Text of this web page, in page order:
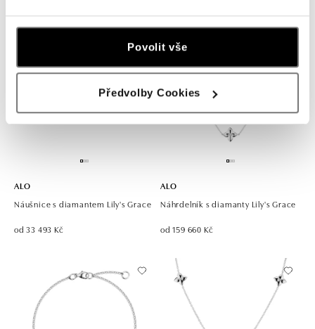
Povolit vše
Předvolby Cookies
ALO
Náušnice s diamantem Lily's Grace
od 33 493 Kč
ALO
Náhrdelník s diamanty Lily's Grace
od 159 660 Kč